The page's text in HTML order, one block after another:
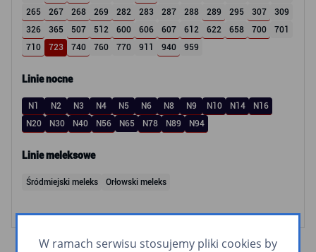
265
267 268 269 282 283 287 288 289 295 307
309
326
365 507 512 600 606 607 612 622 658 700
701
710
723 740 760 770 911 940 959
Linie nocne
N1 N2 N3 N4 N5 N6 N8 N9 N10 N14
N16
N20
N30 N40 N56 N65 N78 N89 N94
Linie meleksowe
Śródmiejski meleks Orłowski meleks
W ramach serwisu stosujemy pliki cookies by